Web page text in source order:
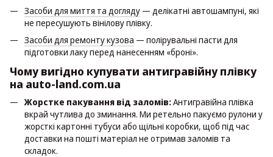
Засоби для миття та догляду — делікатні автошампуні, які
не пересушують вінілову плівку.
Засоби для ремонту кузова — полірувальні пасти для
підготовки лаку перед нанесенням «броні».
Чому вигідно купувати антигравійну плівку
на auto-land.com.ua
Жорстке пакування від заломів:Антигравійна плівка
вкрай чутлива до зминання. Ми ретельно пакуємо рулони у
жорсткі картонні тубуси або щільні коробки, щоб під час
доставки на пошті матеріал не отримав заломів та
складок.